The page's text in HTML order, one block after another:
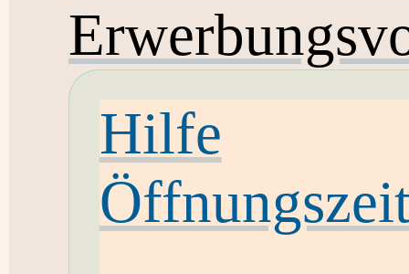
Hilfe